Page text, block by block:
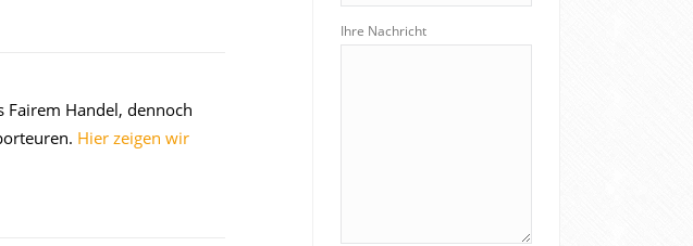
Handel, dennoch
Hier zeigen wir
Ihre Nachricht